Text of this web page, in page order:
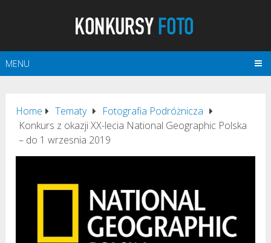
MENU
Home Tematy
Fotografia Podróżnicza
Konkurs z okazji XX-lecia National Geographic Polska
– do 1 wrzesnia 2019